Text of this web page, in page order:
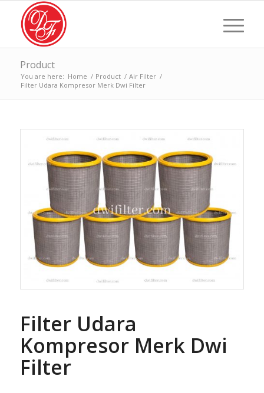
Product
You are here: Home / Product / Air Filter /
Filter Udara Kompresor Merk Dwi Filter
Filter Udara
Kompresor Merk Dwi
Filter